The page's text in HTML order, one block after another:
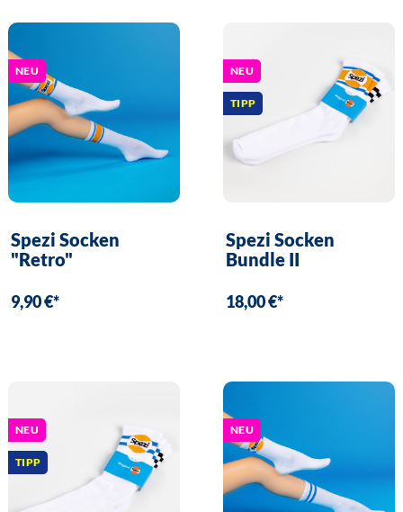
NEU
Spezi Socken
"Retro"
9,90 €*
NEU
TIPP
Spezi Socken
Bundle II
18,00 €*
NEU
TIPP
NEU